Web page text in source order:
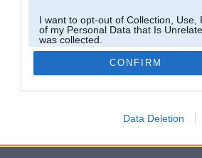
I want to opt-out of Collection,
of my Personal Data that Is
was collected.
Opted Out
CONFIRM
Data Deletion
darbojas
maija. Tas nav auto klubs un nav saistīts ar